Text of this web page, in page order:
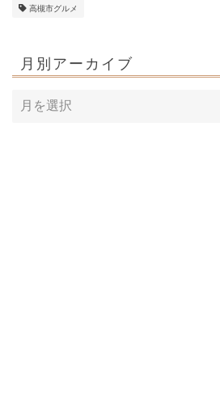
高槻市グルメ
月別アーカイブ